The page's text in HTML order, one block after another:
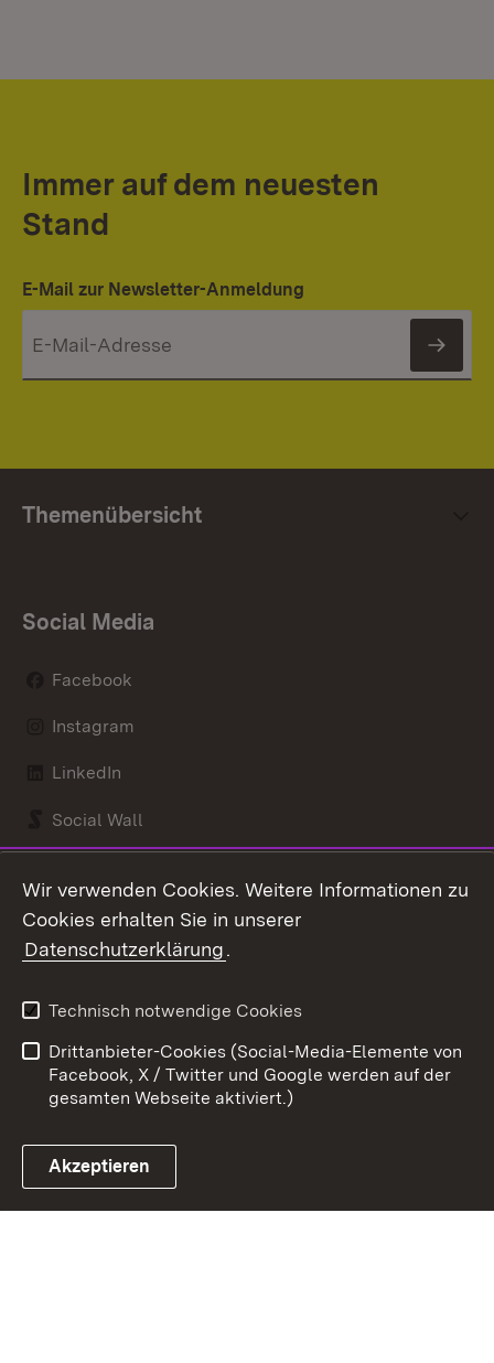
Immer auf dem neuesten
Stand
E-Mail zur Newsletter-Anmeldung
Themenübersicht
Social Media
Facebook
Instagram
LinkedIn
Social Wall
Link zum Landesportal
Kontakt
Barrierefreiheit
Impressum
Cookies
Wir verwenden Cookies. Weitere Informationen zu
Cookies erhalten Sie in unserer
Datenschutzerklärung.
Technisch notwendige Cookies
Drittanbieter-Cookies (Social-Media-Elemente von
Facebook, X / Twitter und Google werden auf der
gesamten Webseite aktiviert.)
Akzeptieren